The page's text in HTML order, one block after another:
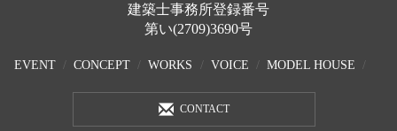
建築士事務所登録番号
第い(2709)3690号
EVENT CONCEPT WORKS VOICE MODEL HOUSE
CONTACT